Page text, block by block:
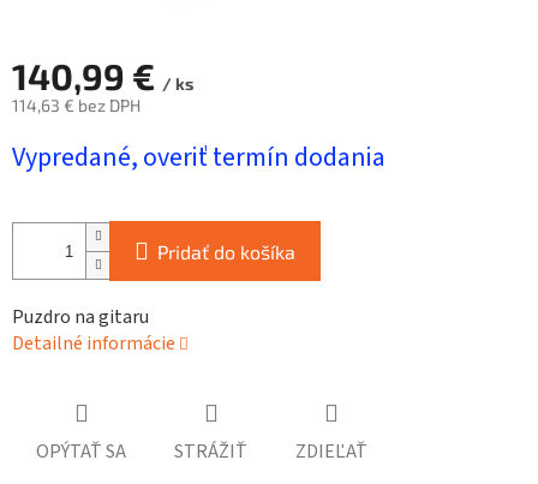
140,99 € / ks
114,63 € bez DPH
cena:
Vypredané, overiť termín dodania
Pridať do košíka
Puzdro na gitaru
Detailné informácie
OPÝTAŤ SA STRÁŽIŤ ZDIEĽAŤ